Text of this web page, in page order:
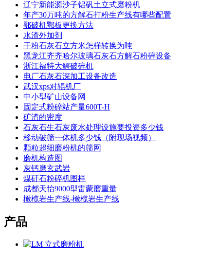
辽宁新能源沙子铝矾土立式磨粉机
年产30万吨的方解石打粉生产线有哪些配置
鄂破机鄂板更换方法
水渣外加剂
干粉石灰石立方米怎样转换为吨
黑龙江齐齐哈尔玻璃石灰石方解石粉碎设备
浙江福特大鳄破碎机
电厂石灰石深加工设备改造
武汉xps对辊机厂
中小型矿山设备网
固定式粉碎站产量600T-H
矿渣的密度
石灰石生石灰废水处理设施要投资多少钱
移动破筛一体机多少钱（附现场视频）
颗粒超细磨粉机的筛网
磨机构造图
灰钙磨玄武岩
煤矸石粉碎机图样
成都天怡9000型雷蒙磨重量
橄榄岩生产线-橄榄岩生产线
产品